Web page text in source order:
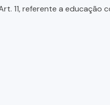
11, referente a educação